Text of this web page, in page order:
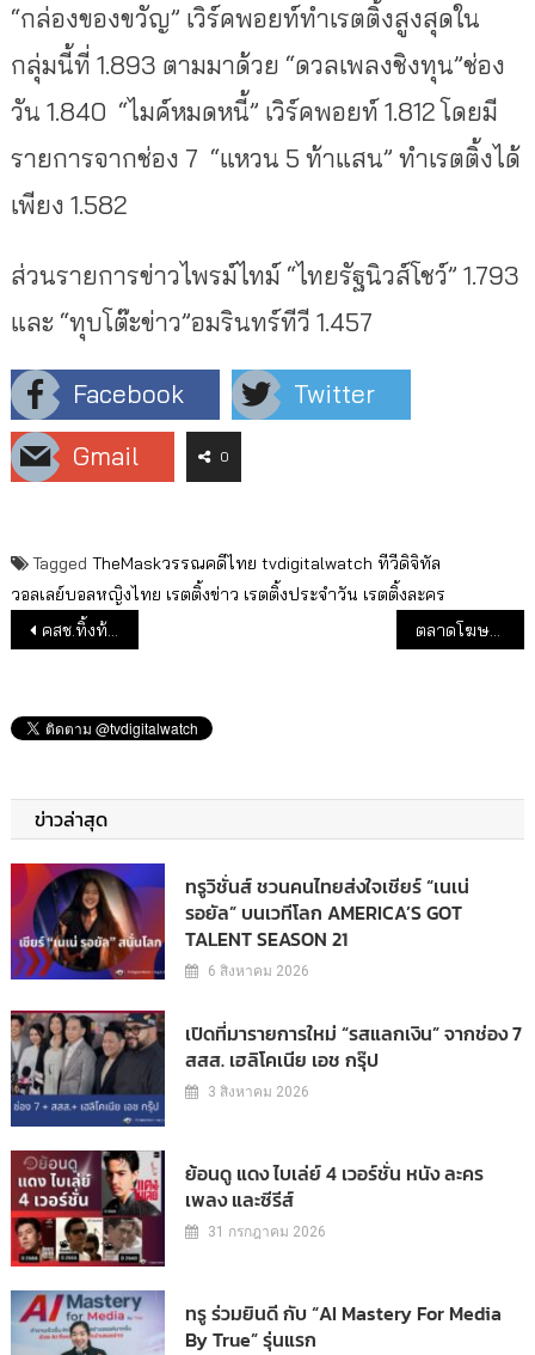
“กล่องของขวัญ” เวิร์คพอยท์ทำเรตติ้งสูงสุดใน
กลุ่มนี้ที่ 1.893 ตามมาด้วย “ดวลเพลงชิงทุน”ช่อง
วัน 1.840 “ไมค์หมดหนี้” เวิร์คพอยท์ 1.812 โดยมี
รายการจากช่อง 7 “แหวน 5 ท้าแสน” ทำเรตติ้งได้
เพียง 1.582
ส่วนรายการข่าวไพรม์ไทม์ “ไทยรัฐนิวส์โชว์” 1.793
และ “ทุบโต๊ะข่าว”อมรินทร์ทีวี 1.457
Facebook
Twitter
Gmail
0
Tagged TheMaskวรรณคดีไทย tvdigitalwatch ทีวีดิจิทัล
วอลเลย์บอลหญิงไทย เรตติ้งข่าว เรตติ้งประจำวัน เรตติ้งละคร
แนะแนวเรื่อง
คสช.ทิ้งท้าย ต่ออายุ 6 บอร์ด กสทช.อยู่กันยาว ตลาดโฆษณาทีวีดิจิตอลเดือน พ.ค. 5.7 พันล้าน โตแค่ 21 ลบ.
ข่าวล่าสุด
ทรูวิชั่นส์ ชวนคนไทยส่งใจเชียร์ “เนเน่
รอยัล” บนเวทีโลก AMERICA’S GOT
TALENT SEASON 21
6 สิงหาคม 2026
เปิดที่มารายการใหม่ “รสแลกเงิน” จากช่อง 7
สสส. เฮลิโคเนีย เอช กรุ๊ป
3 สิงหาคม 2026
ย้อนดู แดง ไบเล่ย์ 4 เวอร์ชั่น หนัง ละคร
เพลง และซีรีส์
31 กรกฎาคม 2026
ทรู ร่วมยินดี กับ “AI Mastery For Media
By True” รุ่นแรก